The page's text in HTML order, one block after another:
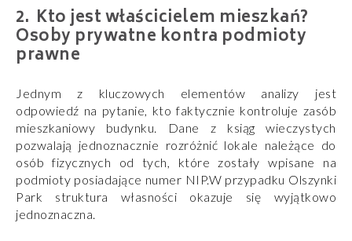
Kto jest właścicielem mieszkań?
Osoby prywatne kontra podmioty
prawne
Jednym z kluczowych elementów analizy jest
odpowiedź na pytanie, kto faktycznie kontroluje zasób
mieszkaniowy budynku. Dane z ksiąg wieczystych
pozwalają jednoznacznie rozróżnić lokale należące do
osób fizycznych od tych, które zostały wpisane na
podmioty posiadające numer NIP.W przypadku Olszynki
Park struktura własności okazuje się wyjątkowo
jednoznaczna.